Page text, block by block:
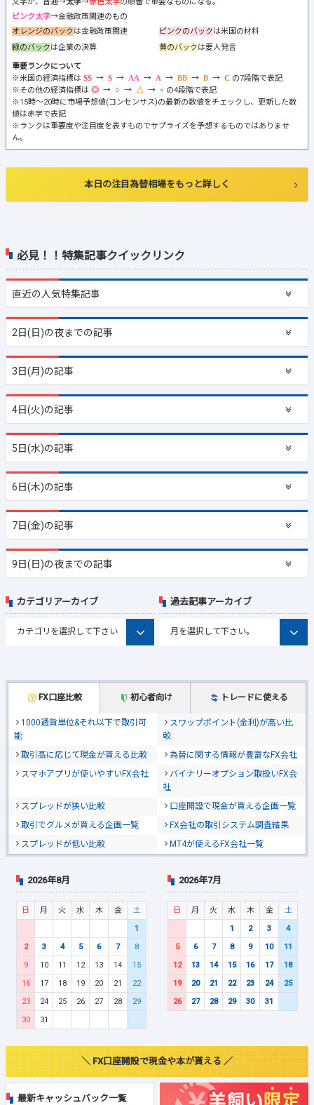
必見！！特集記事クイックリンク
直近の人気特集記事
2日(日)の夜までの記事
3日(月)の記事
4日(火)の記事
5日(水)の記事
6日(木)の記事
7日(金)の記事
9日(日)の夜までの記事
ピンク太字→金融政策関連のもの
オレンジのバックは金融政策関連 ピンクのバックは米国の材料
緑のバックは企業の決算 黄のバックは要人発言
重要ランクについて
※米国の経済指標は
→ → → → → →
の7段階で表記
※その他の経済指標は
→ → →
の4段階で表記
※15時～20時に市場予想値(コンセンサス)の最新の数値をチェックし、更新した数
値は赤字で表記
※ランクは重要度や注目度を表すものでサプライズを予想するものではありませ
ん。
本日の注目為替相場をもっと詳しく
FX口座比較 初心者向け トレードに使える
1000通貨単位&それ以下で取引可
能
スワップポイント(金利)が高い比
較
取引高に応じて現金が貰える比較
為替に関する情報が豊富なFX会社
スマホアプリが使いやすいFX会社
バイナリーオプション取扱いFX会
社
スプレッドが狭い比較
口座開設で現金が貰える企画一覧
取引でグルメが貰える企画一覧
FX会社の取引システム調査結果
スプレッドが低い比較
MT4が使えるFX会社一覧
カテゴリアーカイブ 過去記事アーカイブ
2026年8月
日 月 火 水 木 金
土
1
2
3 4 5 6 7
8
9
10 11 12 13 14
15
16
17 18 19 20 21
22
23
24 25 26 27 28
29
30
31
2026年7月
日 月 火 水 木 金
土
1
2 3
4
5
6 7 8 9 10
11
12
13 14 15 16 17
18
19
20 21 22 23 24
25
26
27 28 29 30 31
＼ FX口座開設で現金や本が貰える ／
最新キャッシュバック一覧